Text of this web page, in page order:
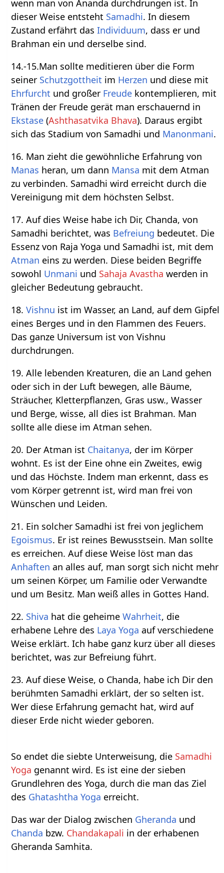
wenn man von Ananda durchdrungen ist. In
dieser Weise entsteht Samadhi. In diesem
Zustand erfährt dasIndividuum, dass er und
Brahman ein und derselbe sind.
14.-15.Man sollte meditieren über die Form
seiner Schutzgottheit im Herzen und diese mit
Ehrfurcht und großer Freude kontemplieren, mit
Tränen der Freude gerät man erschauernd in
Ekstase (Ashthasatvika Bhava). Daraus ergibt
sich das Stadium von Samadhi und Manonmani.
16. Man zieht die gewöhnliche Erfahrung von
Manas heran, um dann Mansa mit dem Atman
zu verbinden. Samadhi wird erreicht durch die
Vereinigung mit dem höchsten Selbst.
17. Auf dies Weise habe ich Dir, Chanda, von
Samadhi berichtet, was Befreiung bedeutet. Die
Essenz von Raja Yoga und Samadhi ist, mit dem
Atman eins zu werden. Diese beiden Begriffe
sowohl Unmani und Sahaja Avastha werden in
gleicher Bedeutung gebraucht.
18.Vishnu ist im Wasser, an Land, auf dem Gipfel
eines Berges und in den Flammen des Feuers.
Das ganze Universum ist von Vishnu
durchdrungen.
19. Alle lebenden Kreaturen, die an Land gehen
oder sich in der Luft bewegen, alle Bäume,
Sträucher, Kletterpflanzen, Gras usw., Wasser
und Berge, wisse, all dies ist Brahman. Man
sollte alle diese im Atman sehen.
20. Der Atman ist Chaitanya, der im Körper
wohnt. Es ist der Eine ohne ein Zweites, ewig
und das Höchste. Indem man erkennt, dass es
vom Körper getrennt ist, wird man frei von
Wünschen und Leiden.
21. Ein solcher Samadhi ist frei von jeglichem
Egoismus. Er ist reines Bewusstsein. Man sollte
es erreichen. Auf diese Weise löst man das
Anhaften an alles auf, man sorgt sich nicht mehr
um seinen Körper, um Familie oder Verwandte
und um Besitz. Man weiß alles in Gottes Hand.
22. Shiva hat die geheimeWahrheit, die
erhabene Lehre des Laya Yoga auf verschiedene
Weise erklärt. Ich habe ganz kurz über all dieses
berichtet, was zur Befreiung führt.
23. Auf diese Weise, o Chanda, habe ich Dir den
berühmten Samadhi erklärt, der so selten ist.
Wer diese Erfahrung gemacht hat, wird auf
dieser Erde nicht wieder geboren.
So endet die siebte Unterweisung, die Samadhi
Yoga genannt wird. Es ist eine der sieben
Grundlehren des Yoga, durch die man das Ziel
des Ghatashtha Yoga erreicht.
Das war der Dialog zwischen Gheranda und
Chanda bzw. Chandakapali in der erhabenen
Gheranda Samhita.